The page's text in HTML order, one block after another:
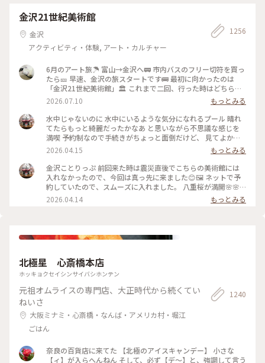
金沢21世紀美術館
金沢
アクティビティ・体験, アート・カルチャー
1256
6月のアート旅☂️ 富山→金沢へ🚃 市内バスのフリー切符を買っ
たら🎫 早速、金沢の旅スタートです🚌 最初に向かったのは
「金沢21世紀美術館」🏛️ これまで二回、行った時はどちらも
休館日😱 今回初めて、あのスイミングプールも見ることが 出
来ました🏊🏊 ただ私は一人(笑)なのでプールに入っても上から
写真は撮れないよね⁉️と、、、 なので上から下の人達を見て楽
しみました😂 修学旅行かな❓の子供達の同行者の様に…🤣 混ま
ないうちにと午前中に来たので そこまで混雑してなくゆっく
紀美術館#スイミングプール #金沢市内バスフリー切符
2026.07.10
もっとみる
水中じゃないのに 水中にいるような気分になれるプール 晴れ
てたらもっと綺麗だったかなあ と思いながら不思議な感じを
満喫 予約制なので手続きがちょっと面倒だけど、 見てよかっ
た #ちいさな列車旅 #金沢#金沢21世紀美術館#プール #現代ア
ート
2026.04.15
もっとみる
金沢ことりっぷ 前回来た時は震災直後でこちらの美術館には
入れなかったので、今回は真っ先に来ました😊🖼️ ネットで予
約していたので、スムーズに入れました。 八重桜が満開🌸🌸
🌸🌸🌸 芝生も綺麗でとても気持ちいい。 フリースペースもた
くさんあるので のんびり楽しめます。 今日は海外からの観光
現代アート
2026.04.14 もっとみる
北極星 心斎橋本店
ホッキョクセイシンサイバシホンテン
元祖オムライスの専門店、大正時代から続くてい
ねいさ
大阪ミナミ・心斎橋・なんば・アメリカ村・堀江
ごはん
1240
奈良の百貨店に来てた 【北極のアイスキャンデー】 小さな
【ィ】が入らへんねん そして、必ず【デ〜】と、強調して言う